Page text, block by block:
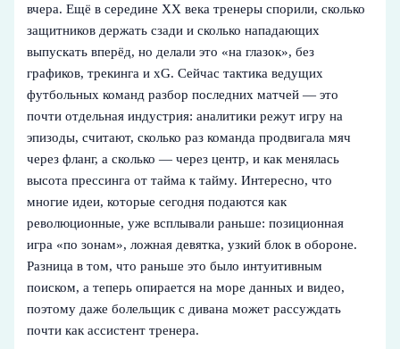
вчера. Ещё в середине XX века тренеры спорили, сколько
защитников держать сзади и сколько нападающих
выпускать вперёд, но делали это «на глазок», без
графиков, трекинга и xG. Сейчас тактика ведущих
футбольных команд разбор последних матчей — это
почти отдельная индустрия: аналитики режут игру на
эпизоды, считают, сколько раз команда продвигала мяч
через фланг, а сколько — через центр, и как менялась
высота прессинга от тайма к тайму. Интересно, что
многие идеи, которые сегодня подаются как
революционные, уже всплывали раньше: позиционная
игра «по зонам», ложная девятка, узкий блок в обороне.
Разница в том, что раньше это было интуитивным
поиском, а теперь опирается на море данных и видео,
поэтому даже болельщик с дивана может рассуждать
почти как ассистент тренера.